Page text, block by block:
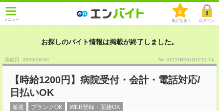
メニュー
0
気になる！ ログイン
お探しのバイト情報は掲載が終了しました。
掲載日 :2026/06/30 No.SCOTH26181212-T4
【時給1200円】病院受付・会計・電話対応/
日払いOK
派遣 ブランクOK WEB登録・面接OK